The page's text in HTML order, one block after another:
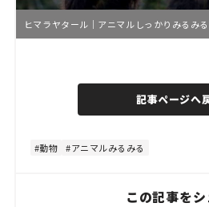
ヒマラヤタール｜アニマルしっかりみるみ
e
d
%
記事ページへ
動物 アニマルみるみる
この記事を